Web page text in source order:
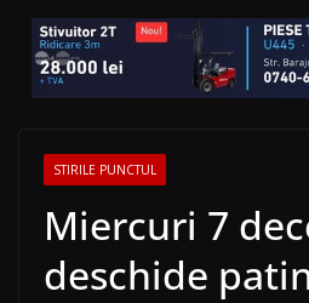
STIRILE PUNCTUL
Miercuri 7
deschide